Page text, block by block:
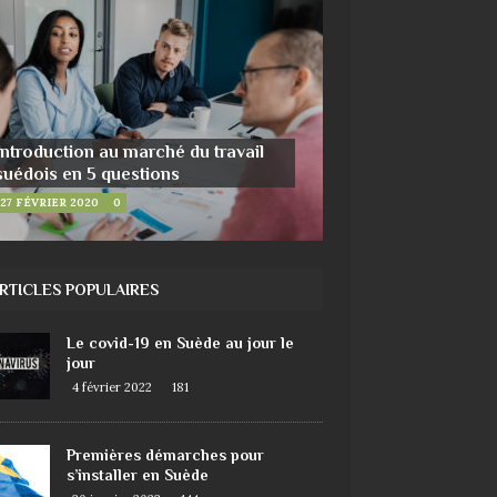
au marché du travail
en 5 questions
27 FÉVRIER 2020 0
POPULAIRES
Le covid-19 en Suède au jour le
jour
4 février 2022 181
Premières démarches pour
s’installer en Suède